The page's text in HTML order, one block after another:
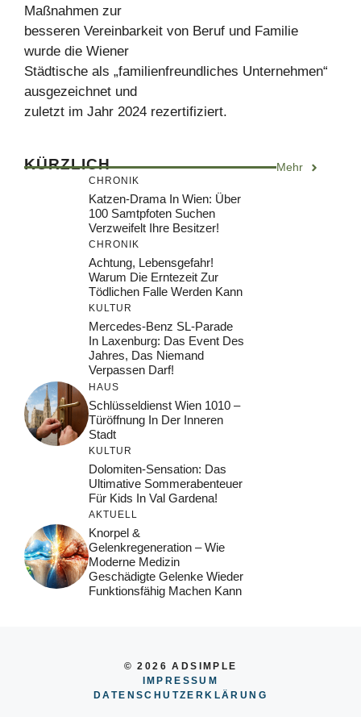
Maßnahmen zur
besseren Vereinbarkeit von Beruf und Familie
wurde die Wiener
Städtische als „familienfreundliches Unternehmen“
ausgezeichnet und
zuletzt im Jahr 2024 rezertifiziert.
KÜRZLICH Mehr
CHRONIK
Katzen-Drama In Wien: Über
100 Samtpfoten Suchen
Verzweifelt Ihre Besitzer!
CHRONIK
Achtung, Lebensgefahr!
Warum Die Erntezeit Zur
Tödlichen Falle Werden Kann
KULTUR
Mercedes-Benz SL-Parade
In Laxenburg: Das Event Des
Jahres, Das Niemand
Verpassen Darf!
HAUS
Schlüsseldienst Wien 1010 –
Türöffnung In Der Inneren
Stadt
KULTUR
Dolomiten-Sensation: Das
Ultimative Sommerabenteuer
Für Kids In Val Gardena!
AKTUELL
Knorpel &
Gelenkregeneration – Wie
Moderne Medizin
Geschädigte Gelenke Wieder
Funktionsfähig Machen Kann
© 2026 ADSIMPLE
IMPRESSUM
DATENSCHUTZERKLÄRUNG